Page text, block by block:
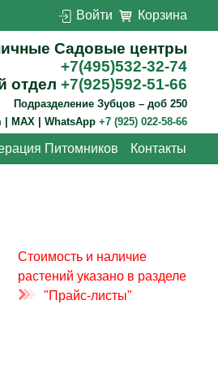
Войти Корзина
Садовые центры
+7(495)532-32-74
отдел +7(925)592-51-66
Подразделение Зубцов – доб 250
| MAX | WhatsApp +7 (925) 022-58-66
Питомников Контакты
Стоимость и наличие
растений указано в разделе
"Прайс-листы"